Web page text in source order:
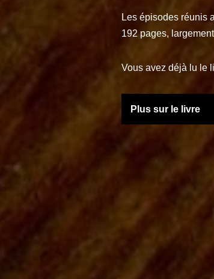
Les épisodes réunis
192 pages,
Vous avez déjà lu le
Plus sur le livre